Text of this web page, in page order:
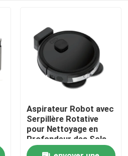
Aspirateur Robot avec
Serpillère Rotative
pour Nettoyage en
Profondeur des Sols